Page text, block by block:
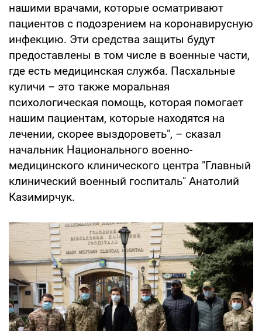
нашими врачами, которые осматривают
пациентов с подозрением на коронавирусную
инфекцию. Эти средства защиты будут
предоставлены в том числе в военные части,
где есть медицинская служба. Пасхальные
куличи – это также моральная
психологическая помощь, которая помогает
нашим пациентам, которые находятся на
лечении, скорее выздороветь", – сказал
начальник Национального военно-
медицинского клинического центра "Главный
клинический военный госпиталь" Анатолий
Казимирчук.